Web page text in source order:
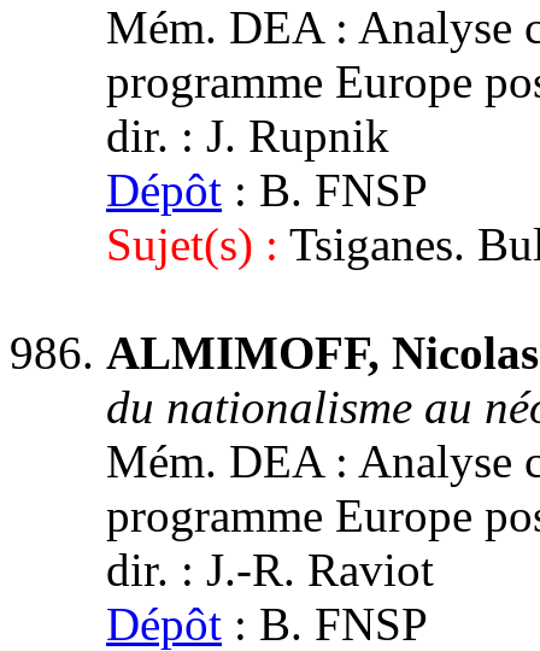
Mém. DEA : Analyse
programme Europe
dir. : J. Rupnik
Dépôt : B. FNSP
Sujet(s) : Tsiganes.
ALMIMOFF,
du nationalisme au
Mém. DEA : Analyse
programme Europe
dir. : J.-R. Raviot
Dépôt : B. FNSP